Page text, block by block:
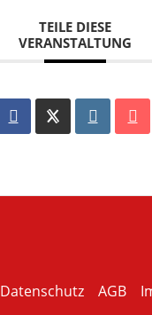
TEILE DIESE
VERANSTALTUNG
Datenschutz AGB